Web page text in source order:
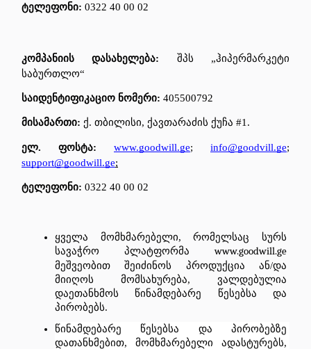
ტელეფონი: 0322 40 00 02
კომპანიის დასახელება: შპს „ჰიპერმარკეტი
საბურთლო“
საიდენტიფიკაციო ნომერი: 405500792
მისამართი: ქ. თბილისი, ქავთარაძის ქუჩა #1.
ელ. ფოსტა: www.goodwill.ge; info@goodvill.ge
support@goodwill.ge;
ტელეფონი: 0322 40 00 02
ყველა მომხმარებელი, რომელსაც
სურს
სავაჭრო
პლატფორმა www.goodwill.ge
მეშვეობით შეიძინოს პროდუქცია ან/და
მიიღოს
მომსახურება, ვალდებულია
დაეთანხმოს
წინამდებარე წესებსა
და
პირობებს.
წინამდებარე
წესებსა და
პირობებზე
დათანხმებით, მომხმარებელი ადასტურებს